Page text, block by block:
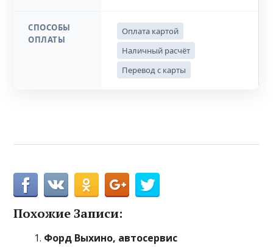
СПОСОБЫ
ОПЛАТЫ
Оплата картой
Наличный расчёт
Перевод с карты
Похожие Записи:
Форд Выхино, автосервис